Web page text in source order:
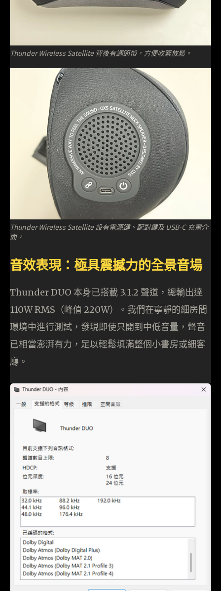
Thunder Wireless Satellite 背後有調節帶，方便收緊放鬆。
Thunder Wireless Satellite 設有電源鍵、配對鍵及 USB-C 充電介
面。
音效表現：極具震撼力的全景音場
Thunder DUO 本身已搭載 3.1.2 聲道，總輸出達
110W RMS（峰值 220W）。我們在寧靜的細房間
環境中進行測試，發現即使只開到中低音量，聲音
已相當澎湃有力，足以輕鬆填滿整個小書房或細客
廳。